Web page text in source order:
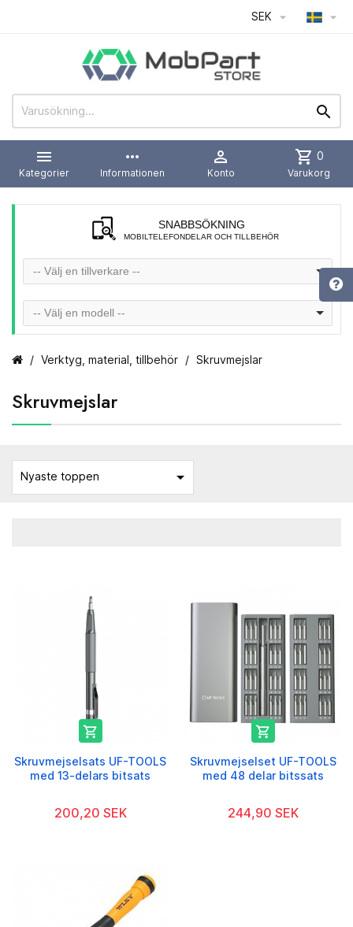
SEK  


Kategorier
more_horiz
Informationen

Konto
shopping_cart 0
Varukorg
SNABBSÖKNING
MOBILTELEFONDELAR OCH TILLBEHÖR
-- Välj en tillverkare --
-- Välj en modell --
Verktyg, material, tillbehör Skruvmejslar
Skruvmejslar
Nyaste toppen 

Skruvmejselsats UF-TOOLS
med 13-delars bitsats
200,20 SEK

Skruvmejselset UF-TOOLS
med 48 delar bitssats
244,90 SEK